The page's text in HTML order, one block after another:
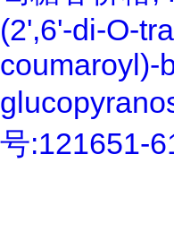
(2',6'-di-O-
coumaroyl)-
号:121651-